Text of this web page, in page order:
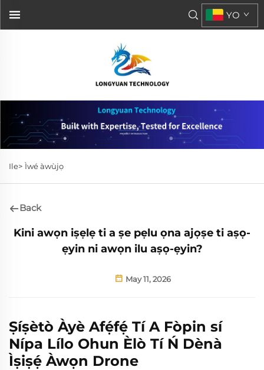
YO
Ile> Ìwé àwùjọ
Back
Kini awọn iṣẹlẹ ti a ṣe pẹlu ọna ajọṣe ti aṣọ-
ẹyin ni awọn ilu aṣọ-ẹyin?
May 11, 2026
Ṣíṣètò Àyè Afẹ́fẹ́ Tí A Fòpin sí
Nípa Lílo Ohun Èlò Tí Ń Dènà
Ìṣiṣẹ́ Àwọn Drone